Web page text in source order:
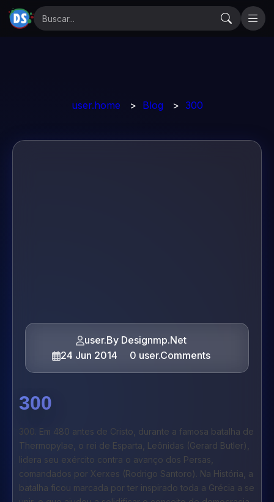
user.home > Blog > 300
user.By Designmp.Net
24 Jun 2014
0 user.Comments
300
300. Em 480 antes de Cristo, durante a famosa batalha de
Thermopylae, o rei de Esparta, Leônidas (Gerard Butler),
lidera seu exército contra o avanço dos Persas,
comandados por Xerxes (Rodrigo Santoro). Na História, a
batalha ficou marcada por ter inspirado toda a Grécia a se